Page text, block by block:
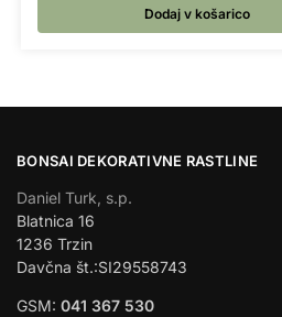
Dodaj v košarico
BONSAI DEKORATIVNE RASTLINE
Daniel Turk, s.p.
Blatnica 16
1236 Trzin
Davčna št.:SI29558743
GSM: 041 367 530